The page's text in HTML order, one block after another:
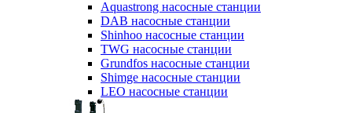
Aquastrong насосные станции
DAB насосные станции
Shinhoo насосные станции
TWG насосные станции
Grundfos насосные станции
Shimge насосные станции
LEO насосные станции